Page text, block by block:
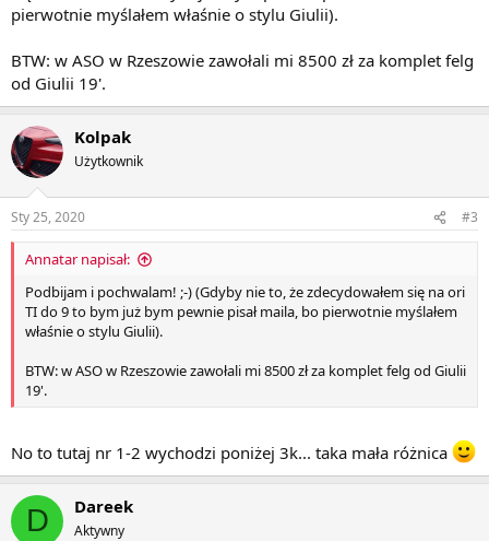
pierwotnie myślałem właśnie o stylu Giulii).
BTW: w ASO w Rzeszowie zawołali mi 8500 zł za komplet felg
od Giulii 19'.
Kolpak
Użytkownik
Sty 25, 2020 #3
Annatar napisał:
Podbijam i pochwalam! ;-) (Gdyby nie to, że zdecydowałem się na ori
TI do 9 to bym już bym pewnie pisał maila, bo pierwotnie myślałem
właśnie o stylu Giulii).
BTW: w ASO w Rzeszowie zawołali mi 8500 zł za komplet felg od Giulii
19'.
No to tutaj nr 1-2 wychodzi poniżej 3k... taka mała różnica
D Dareek
Aktywny